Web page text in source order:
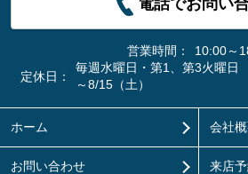
電話でお問い
営業時間：
10:00～
定休日：
毎週水曜日・第1、第3火曜
～8/15（土）
ホーム 会社
お問い合わせ 来店